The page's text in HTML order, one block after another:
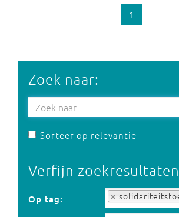
1
Zoek naar:
Sorteer op relevantie
Verfijn
Op tag: Op tag: